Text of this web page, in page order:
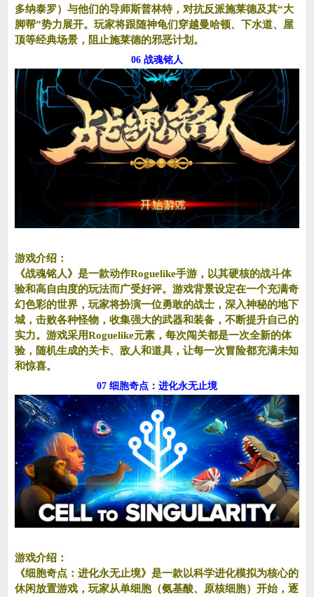
多纳泰罗）与他们的导师斯普林特，对抗反派施莱德及其“大
脚帮”势力展开。玩家将跟随神龟们穿越曼哈顿、下水道、屋
顶等经典场景，阻止施莱德的邪恶计划。
06 战魂铭人
游戏介绍：
《战魂铭人》是一款动作Roguelike手游，以其硬核的战斗体
验和高自由度的玩法而广受好评。游戏背景设定在一个充满奇
幻色彩的世界，玩家将扮演一位勇敢的战士，深入神秘的地下
城，击败各种怪物，收集强大的武器和装备，不断提升自己的
实力。游戏采用Roguelike元素，每次闯关都是一次全新的体
验，随机生成的关卡、敌人和道具，让每一次冒险都充满未知
和惊喜。
07 细胞奇点：进化永无止境
游戏介绍：
《细胞奇点：进化永无止境》是一款以科学进化模拟为核心的
休闲放置游戏，玩家从单细胞（氨基酸、原核细胞）开始，逐